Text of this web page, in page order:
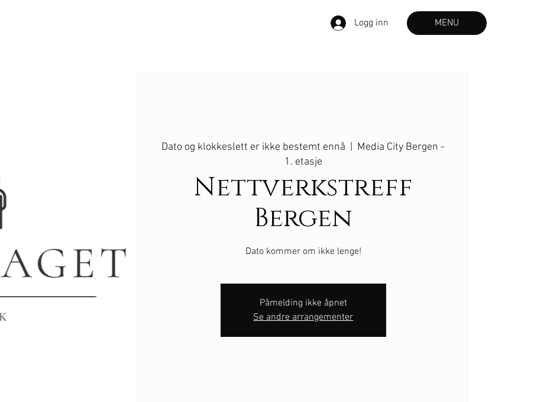
Logg inn MENU
Dato og klokkeslett er ikke bestemt ennå
  |
Media City Bergen -
1. etasje
Nettverkstreff
Bergen
Dato kommer om ikke lenge!
Påmelding ikke åpnet
Se andre arrangementer